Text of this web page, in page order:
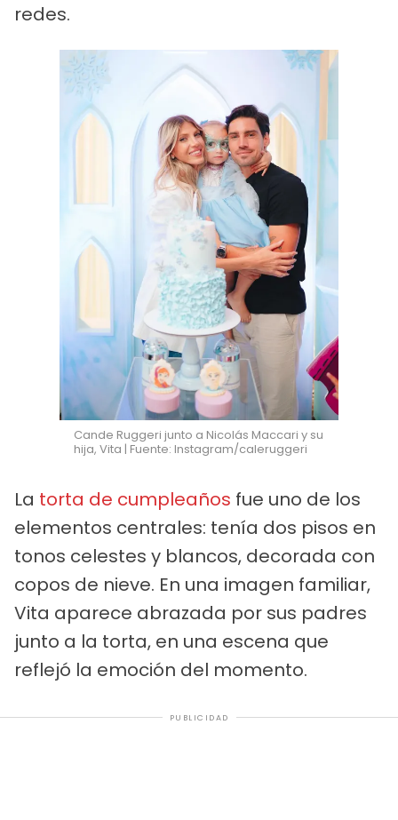
redes.
Cande Ruggeri junto a Nicolás Maccari y su
hija, Vita | Fuente: Instagram/caleruggeri
La torta de cumpleaños fue uno de los
elementos centrales: tenía dos pisos en
tonos celestes y blancos, decorada con
copos de nieve. En una imagen familiar,
Vita aparece abrazada por sus padres
junto a la torta, en una escena que
reflejó la emoción del momento.
PUBLICIDAD